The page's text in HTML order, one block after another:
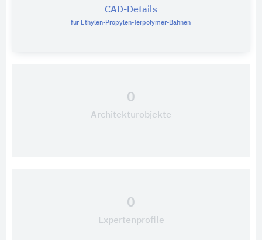
CAD-Details
für Ethylen-Propylen-Terpolymer-Bahnen
0
Architekturobjekte
0
Expertenprofile